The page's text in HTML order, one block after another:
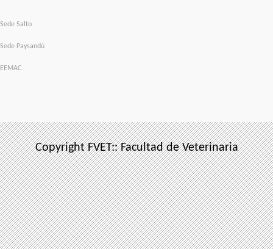
Sede Salto
Sede Paysandú
EEMAC
Copyright FVET:: Facultad de Veterinaria